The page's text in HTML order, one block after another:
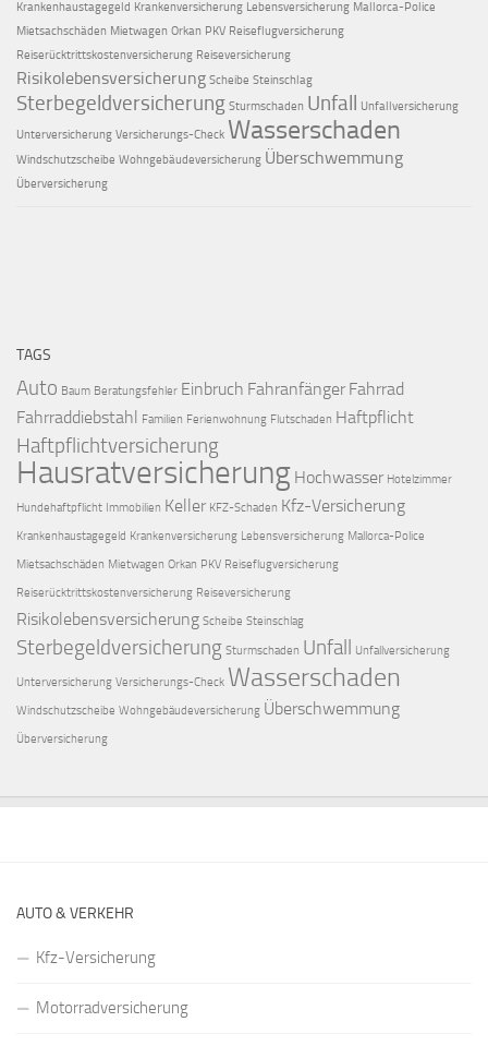
Krankenhaustagegeld Krankenversicherung Lebensversicherung Mallorca-Police
Mietsachschäden Mietwagen Orkan PKV Reiseflugversicherung
Reiserücktrittskostenversicherung Reiseversicherung
Risikolebensversicherung Scheibe Steinschlag
Sterbegeldversicherung Sturmschaden Unfall Unfallversicherung
Unterversicherung Versicherungs-Check Wasserschaden
Windschutzscheibe Wohngebäudeversicherung Überschwemmung
Überversicherung
TAGS
Auto Baum Beratungsfehler Einbruch Fahranfänger Fahrrad
Fahrraddiebstahl Familien Ferienwohnung Flutschaden Haftpflicht
Haftpflichtversicherung
Hausratversicherung Hochwasser Hotelzimmer
Hundehaftpflicht Immobilien Keller KFZ-Schaden Kfz-Versicherung
Krankenhaustagegeld Krankenversicherung Lebensversicherung Mallorca-Police
Mietsachschäden Mietwagen Orkan PKV Reiseflugversicherung
Reiserücktrittskostenversicherung Reiseversicherung
Risikolebensversicherung Scheibe Steinschlag
Sterbegeldversicherung Sturmschaden Unfall Unfallversicherung
Unterversicherung Versicherungs-Check Wasserschaden
Windschutzscheibe Wohngebäudeversicherung Überschwemmung
Überversicherung
AUTO & VERKEHR
Kfz-Versicherung
Motorradversicherung